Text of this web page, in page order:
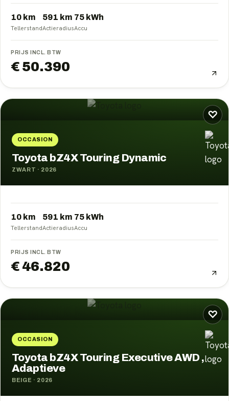
10 km
Tellerstand
591 km
Actieradius
75 kWh
Accu
PRIJS INCL. BTW
€ 50.390
♡
OCCASION
Toyota bZ4X Touring Dynamic
ZWART · 2026
10 km
Tellerstand
591 km
Actieradius
75 kWh
Accu
PRIJS INCL. BTW
€ 46.820
♡
OCCASION
Toyota bZ4X Touring Executive AWD ,
Adaptieve
BEIGE · 2026